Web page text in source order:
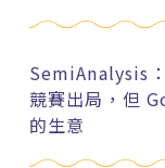
SemiAnalysis
競賽出局，但
的生意